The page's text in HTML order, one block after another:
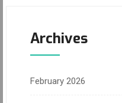
Archives
February 2026